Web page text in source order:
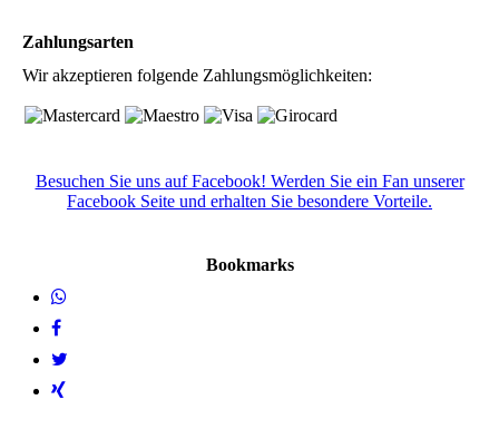
Zahlungsarten
Wir akzeptieren folgende Zahlungsmöglichkeiten:
Besuchen Sie uns auf Facebook! Werden Sie ein Fan unserer
Facebook Seite und erhalten Sie besondere Vorteile.
Bookmarks